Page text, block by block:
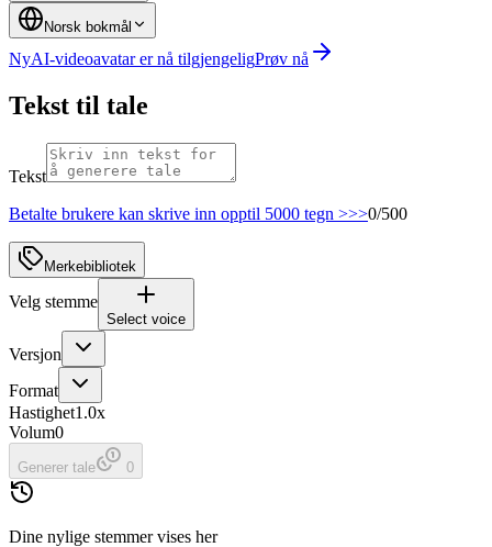
Norsk bokmål
NyAI-videoavatar er nå tilgjengeligPrøv nå
Tekst til tale
Tekst
Betalte brukere kan skrive inn opptil 5000 tegn >>>0/500
Merkebibliotek
Velg stemme
Select voice
Versjon
Format
Hastighet1.0x
Volum0
Generer tale 0
Dine nylige stemmer vises her